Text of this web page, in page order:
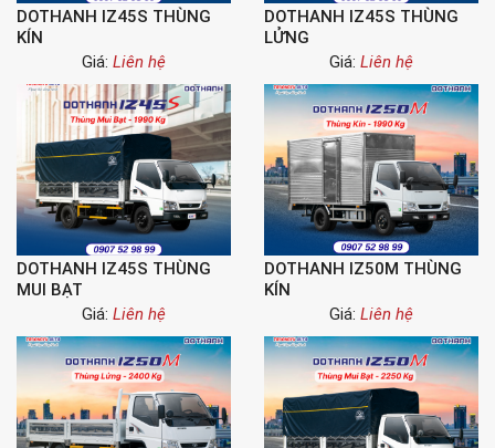
DOTHANH IZ45S THÙNG
KÍN
Giá: Liên hệ
DOTHANH IZ45S THÙNG
LỬNG
Giá: Liên hệ
DOTHANH IZ45S THÙNG
MUI BẠT
Giá: Liên hệ
DOTHANH IZ50M THÙNG
KÍN
Giá: Liên hệ